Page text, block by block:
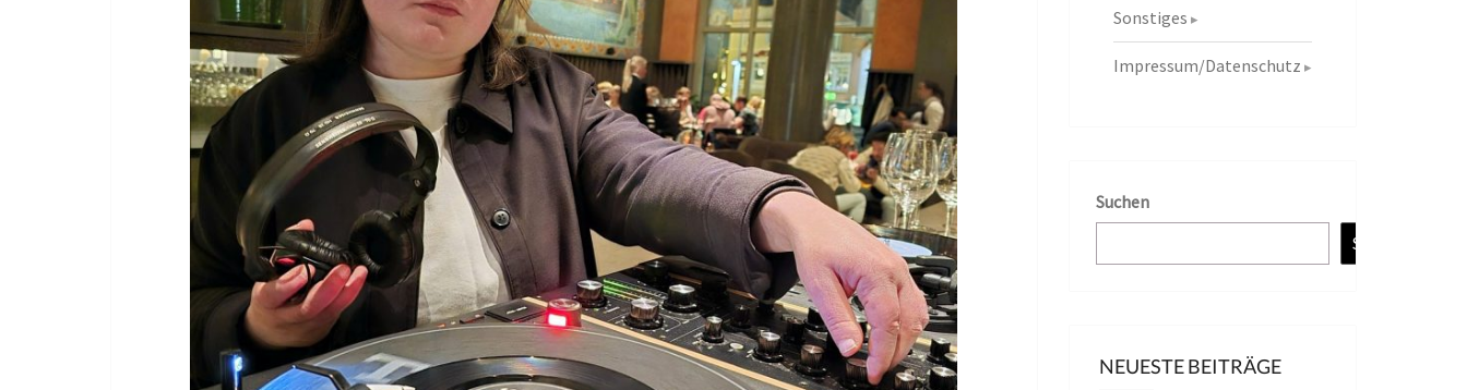
Sonstiges
Impressum/Datenschutz
Suchen
Suchen
NEUESTE BEITRÄGE